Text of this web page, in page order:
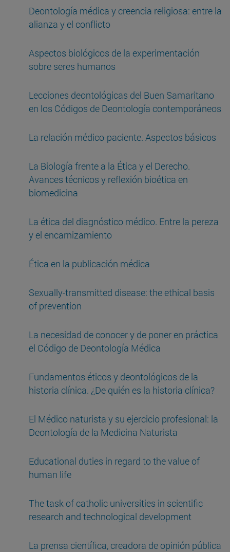
Deontología médica y creencia religiosa: entre la
alianza y el conflicto
Aspectos biológicos de la experimentación
sobre seres humanos
Lecciones deontológicas del Buen Samaritano
en los Códigos de Deontología contemporáneos
La relación médico-paciente. Aspectos básicos
La Biología frente a la Ética y el Derecho.
Avances técnicos y reflexión bioética en
biomedicina
La ética del diagnóstico médico. Entre la pereza
y el encarnizamiento
Ética en la publicación médica
Sexually-transmitted disease: the ethical basis
of prevention
La necesidad de conocer y de poner en práctica
el Código de Deontología Médica
Fundamentos éticos y deontológicos de la
historia clínica. ¿De quién es la historia clínica?
El Médico naturista y su ejercicio profesional: la
Deontología de la Medicina Naturista
Educational duties in regard to the value of
human life
The task of catholic universities in scientific
research and technological development
La prensa científica, creadora de opinión pública